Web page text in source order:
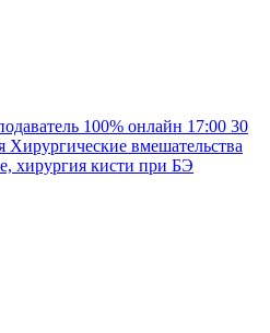
100% онлайн 17:00 30
Хирургические вмешательства
хирургия кисти при БЭ